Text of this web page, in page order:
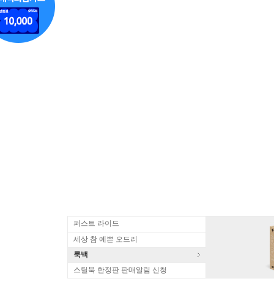
퍼스트 라이드
세상 참 예쁜 오드리
룩백
스틸북 한정판 판매알림 신청